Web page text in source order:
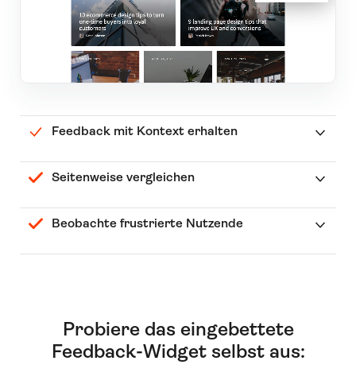
Feedback mit Kontext erhalten
Seitenweise vergleichen
Beobachte frustrierte Nutzende
Probiere das eingebettete
Feedback-Widget selbst aus: